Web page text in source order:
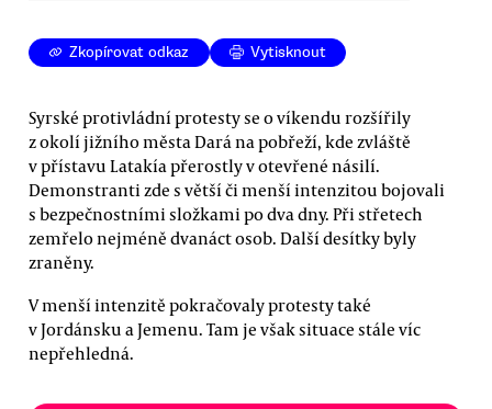
Zkopírovat odkaz Vytisknout
Syrské protivládní protesty se o víkendu rozšířily
z okolí jižního města Dará na pobřeží, kde zvláště
v přístavu Latakía přerostly v otevřené násilí.
Demonstranti zde s větší či menší intenzitou bojovali
s bezpečnostními složkami po dva dny. Při střetech
zemřelo nejméně dvanáct osob. Další desítky byly
zraněny.
V menší intenzitě pokračovaly protesty také
v Jordánsku a Jemenu. Tam je však situace stále víc
nepřehledná.